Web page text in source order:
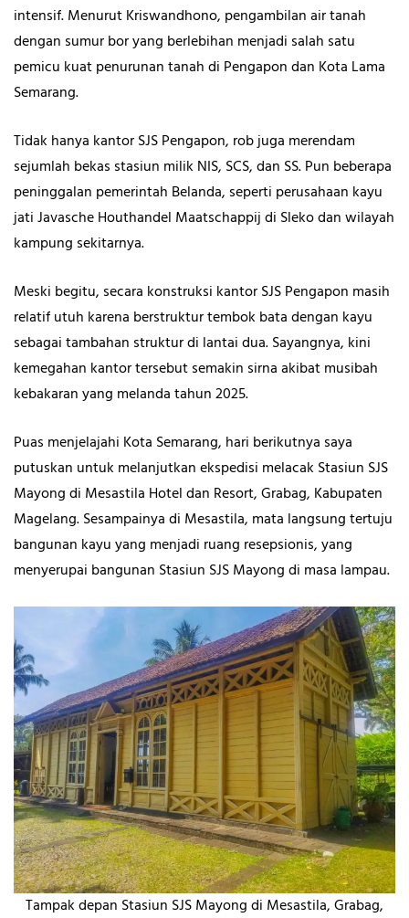
intensif. Menurut Kriswandhono, pengambilan air tanah
dengan sumur bor yang berlebihan menjadi salah satu
pemicu kuat penurunan tanah di Pengapon dan Kota Lama
Semarang.
Tidak hanya kantor SJS Pengapon, rob juga merendam
sejumlah bekas stasiun milik NIS, SCS, dan SS. Pun beberapa
peninggalan pemerintah Belanda, seperti perusahaan kayu
jati Javasche Houthandel Maatschappijdi Sleko dan wilayah
kampung sekitarnya.
Meski begitu, secara konstruksi kantor SJS Pengapon masih
relatif utuh karena berstruktur tembok bata dengan kayu
sebagai tambahan struktur di lantai dua. Sayangnya, kini
kemegahan kantor tersebut semakin sirna akibat musibah
kebakaran yang melanda tahun 2025.
Puas menjelajahi Kota Semarang, hari berikutnya saya
putuskan untuk melanjutkan ekspedisi melacak Stasiun SJS
Mayong di Mesastila Hotel dan Resort, Grabag, Kabupaten
Magelang. Sesampainya di Mesastila, mata langsung tertuju
bangunan kayu yang menjadi ruang resepsionis, yang
menyerupai bangunan Stasiun SJS Mayong di masa lampau.
Tampak depan Stasiun SJS Mayong di Mesastila, Grabag,